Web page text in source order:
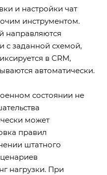
и настройки чат
инструментом.
направляются
с заданной схемой,
в CRM,
автоматически.
состоянии не
может
правил
штатного
нагрузки. При